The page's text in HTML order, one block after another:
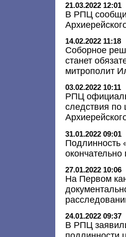
21.03.2022 12:01
В РПЦ
14.02.2022 11:18
Соборное
станет
митрополит
03.02.2022 10:11
РПЦ
следствия по
31.01.2022 09:01
Подлинность
27.01.2022 10:06
На Первом
24.01.2022 09:37
В РПЦ